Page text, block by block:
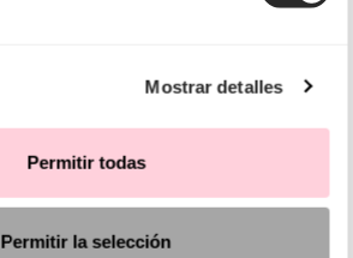
Mostrar detalles
Permitir todas
Permitir la selección